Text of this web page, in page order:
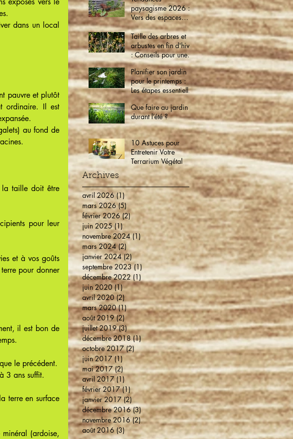
dans un local
pauvre et plutôt
ordinaire. Il est
au fond de
la taille doit être
pour leur
et à vos goûts
pour donner
il est bon de
le précédent.
3 ans suffit.
terre en surface
(ardoise,
paysagisme 2026 :
Vers des espaces
verts éco-friendly et
intelligents
Taille des arbres et
arbustes en fin d'hiver
: Conseils pour une
croissance optimale
Planifier son jardin
pour le printemps :
Les étapes essentielles
dès maintenant
Que faire au jardin
durant l’été ?
10 Astuces pour
Entretenir Votre
Terrarium Végétal
Archives
avril 2026 (1)1 post
mars 2026 (5)5 posts
février 2026 (2)2 posts
juin 2025 (1)1 post
novembre 2024 (1)1 post
mars 2024 (2)2 posts
janvier 2024 (2)2 posts
septembre 2023 (1)1 post
décembre 2022 (1) 1 post
juin 2020 (1)1 post
avril 2020 (2)2 posts
mars 2020 (1)1 post
août 2019 (2)2 posts
juillet 2019 (3)3 posts
décembre 2018 (1) 1 post
octobre 2017 (2)2 posts
juin 2017 (1) 1 post
mai 2017 (2)2 posts
avril 2017 (1) 1 post
février 2017 (1)1 post
janvier 2017 (2) 2 posts
décembre 2016 (3)3 posts
novembre 2016 (2)2 posts
août 2016 (3)3 posts